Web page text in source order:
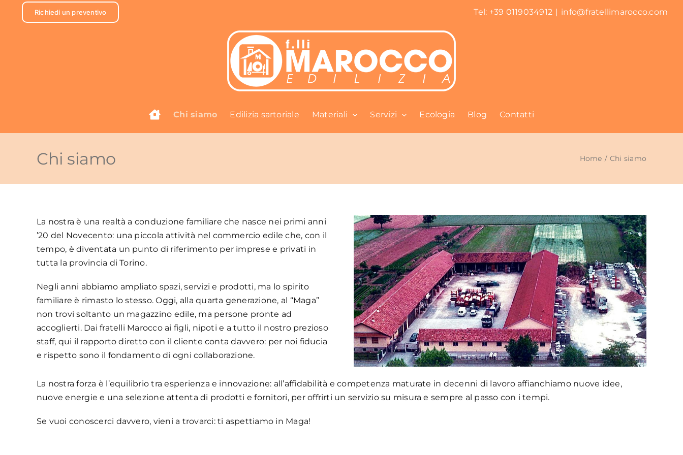
Richiedi un preventivo Tel: +39 0119034912 | info@fratellimarocco.com
Chi siamo Edilizia sartoriale Materiali Servizi Ecologia Blog Contatti
Chi siamo Home Chi siamo
La nostra è una realtà a conduzione familiare che nasce nei primi anni
’20 del Novecento: una piccola attività nel commercio edile che, con il
tempo, è diventata un punto di riferimento per imprese e privati in
tutta la provincia di Torino.
Negli anni abbiamo ampliato spazi, servizi e prodotti, ma lo spirito
familiare è rimasto lo stesso. Oggi, alla quarta generazione, al “Maga”
non trovi soltanto un magazzino edile, ma persone pronte ad
accoglierti. Dai fratelli Marocco ai figli, nipoti e a tutto il nostro prezioso
staff, qui il rapporto diretto con il cliente conta davvero: per noi fiducia
e rispetto sono il fondamento di ogni collaborazione.
La nostra forza è l’equilibrio tra esperienza e innovazione: all’affidabilità e competenza maturate in decenni di lavoro affianchiamo nuove idee,
nuove energie e una selezione attenta di prodotti e fornitori, per offrirti un servizio su misura e sempre al passo con i tempi.
Se vuoi conoscerci davvero, vieni a trovarci: ti aspettiamo in Maga!